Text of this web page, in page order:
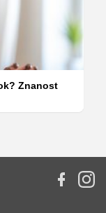
Znanost